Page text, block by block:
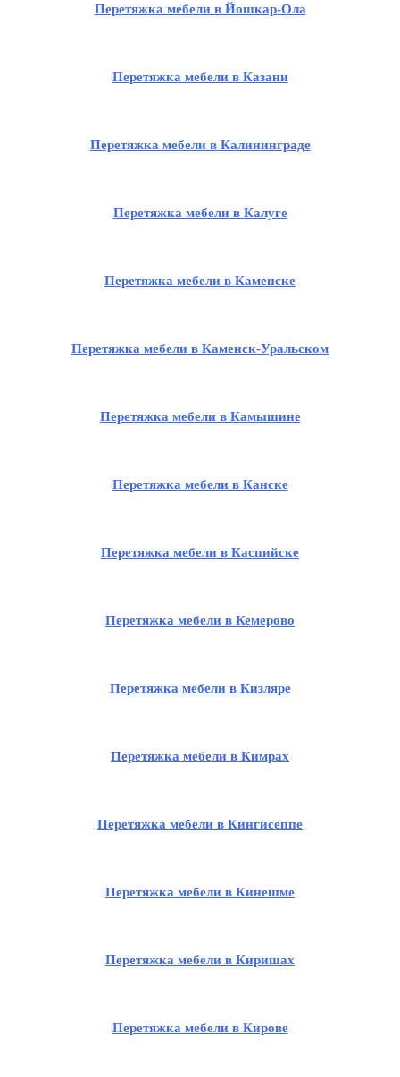
Перетяжка мебели в Йошкар-Ола
Перетяжка мебели в Казани
Перетяжка мебели в Калининграде
Перетяжка мебели в Калуге
Перетяжка мебели в Каменске
Перетяжка мебели в Каменск-Уральском
Перетяжка мебели в Камышине
Перетяжка мебели в Канске
Перетяжка мебели в Каспийске
Перетяжка мебели в Кемерово
Перетяжка мебели в Кизляре
Перетяжка мебели в Кимрах
Перетяжка мебели в Кингисеппе
Перетяжка мебели в Кинешме
Перетяжка мебели в Киришах
Перетяжка мебели в Кирове